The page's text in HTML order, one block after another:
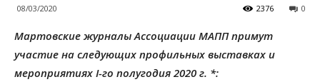
08/03/2020 0
2376
Мартовские журналы Ассоциации МАПП примут
участие на следующих профильных выставках и
мероприятиях I-го полугодия 2020 г. *: